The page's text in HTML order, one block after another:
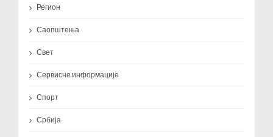
Регион
Саопштења
Свет
Сервисне информације
Спорт
Србија